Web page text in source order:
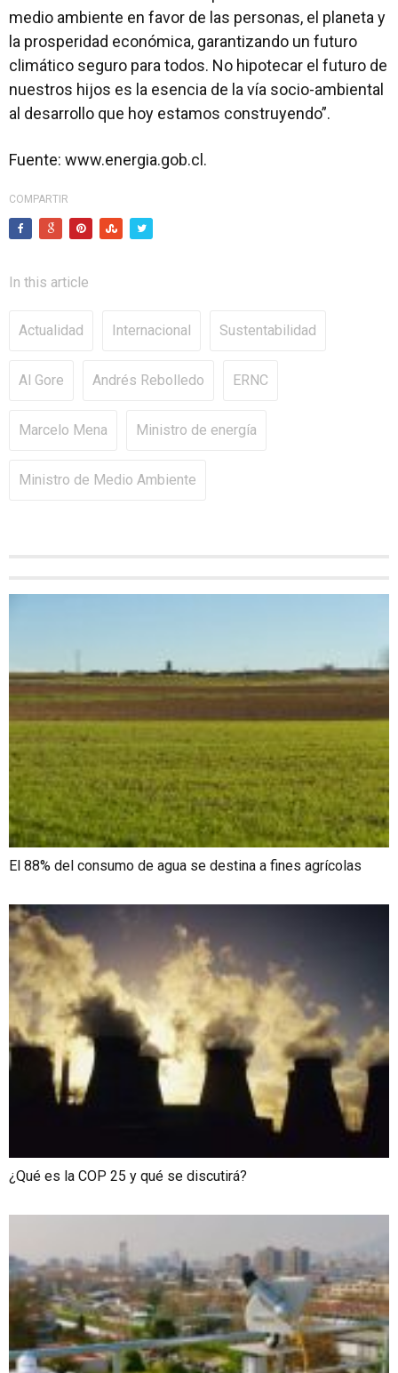
medio ambiente en favor de las personas, el planeta y
la prosperidad económica, garantizando un futuro
climático seguro para todos. No hipotecar el futuro de
nuestros hijos es la esencia de la vía socio-ambiental
al desarrollo que hoy estamos construyendo”.
Fuente: www.energia.gob.cl.
COMPARTIR
In this article
Actualidad Internacional Sustentabilidad
Al Gore Andrés Rebolledo ERNC
Marcelo Mena Ministro de energía
Ministro de Medio Ambiente
El 88% del consumo de agua se destina a fines agrícolas
¿Qué es la COP 25 y qué se discutirá?